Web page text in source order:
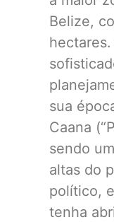
Belize,
sua
Caana
sendo
altas do
político,
tenha